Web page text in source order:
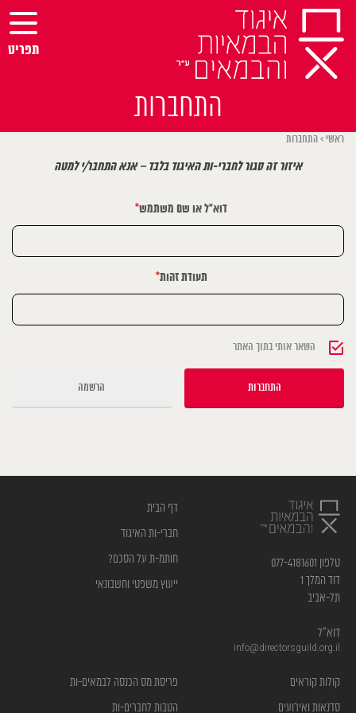
Skip
content
התחברות
תפריט
ראשי > התחברות
איזור זה סגור לחברי-ות האיגוד בלבד – אנא התחבר/י למטה
דוא"ל או שם משתמש*
תעודת זהות*
השאר אותי בתוך האתר
הרשמה
טלפון 077-4181601
דוד המלך 1
תל-אביב
דוא”ל
info@directorsguild.org.il
דף הבית
חברי-ות האיגוד
חותמ-ת על הסכם?
ייעוץ משפטי וחשבונאי
קולות קוראים
סדנאות ואירועים
פריסת מס הכנסה לבמאים-ות
הטבות לחברים-ות